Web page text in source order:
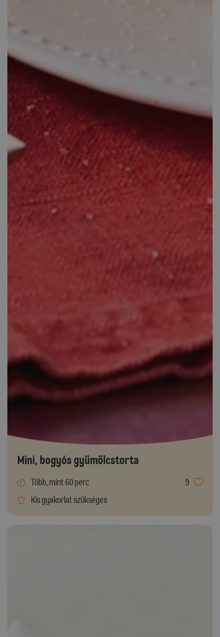
Mini, bogyós gyümölcstorta
Több, mint 60 perc
9
Kis gyakorlat szükséges